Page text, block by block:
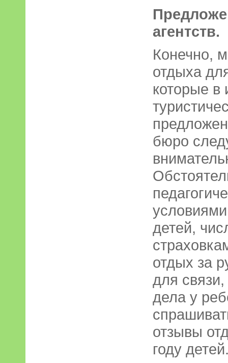
агентств.
Конечно,
отдыха
которые в
бюро
детей,
отдых за
для связи,
дела у
отзывы
году